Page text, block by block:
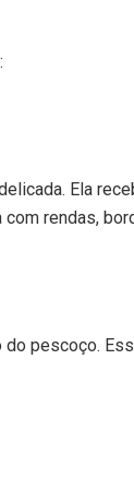
Ela
rendas,
pescoço.